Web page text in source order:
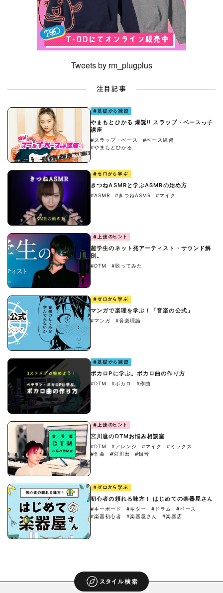
Tweets by rm_plugplus
注目記事
#基礎から練習
やまもとひかる 爆誕!! スラップ・ベースっ子
講座
#スラップ・ベース
#ベース練習
#やまもとひかる
#ゼロから学ぶ
きつねASMRと学ぶASMRの始め方
#ASMR #きつねASMR #マイク
#上達のヒント
超学生のネット発アーティスト・サウンド解
剖。
#DTM #歌ってみた
#ゼロから学ぶ
マンガで楽理を学ぶ！「音楽の公式」
#マンガ #音楽理論
#基礎から練習
ボカロPに学ぶ。ボカロ曲の作り方
#DTM #ボカロ #作曲
#上達のヒント
宮川麿のDTMお悩み相談室
#DTM #アレンジ #マイク
#ミックス
#作曲
#宮川麿 #録音
#ゼロから学ぶ
初心者の頼れる味方！ はじめての楽器屋さん
#キーボード #ギター #ドラム
#ベース
#楽器初心者
#楽器屋さん #楽器店
スタイル検索